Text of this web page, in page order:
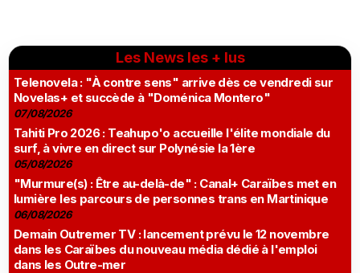
Les News les + lus
Telenovela : "À contre sens" arrive dès ce vendredi sur
Novelas+ et succède à "Doménica Montero"
07/08/2026
Tahiti Pro 2026 : Teahupo'o accueille l'élite mondiale du
surf, à vivre en direct sur Polynésie la 1ère
05/08/2026
"Murmure(s) : Être au-delà-de" : Canal+ Caraïbes met en
lumière les parcours de personnes trans en Martinique
06/08/2026
Demain Outremer TV : lancement prévu le 12 novembre
dans les Caraïbes du nouveau média dédié à l'emploi
dans les Outre-mer